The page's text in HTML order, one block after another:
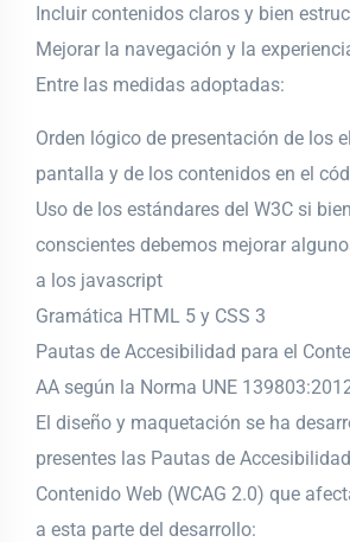
Incluir contenidos claros y bien
Mejorar la navegación y la
Entre las medidas adoptadas:
Orden lógico de presentación de los
pantalla y de los contenidos en el
Uso de los estándares del W3C si
conscientes debemos mejorar
a los javascript
Gramática HTML 5 y CSS 3
Pautas de Accesibilidad para el
AA según la Norma UNE
El diseño y maquetación se ha
presentes las Pautas de
Contenido Web (WCAG 2.0) que
a esta parte del desarrollo: